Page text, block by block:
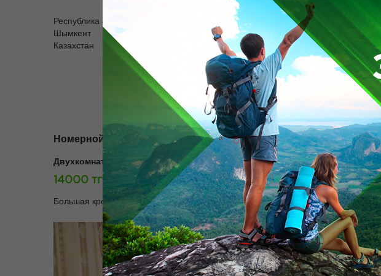
Республика 43
Шымкент
Казахстан
Завтрак
Басейн
Тел. +7 (7252) 56-02-31
Факс
Е-mail:
Номерной фонд:
Двухкомнатный 2х местный полу люкс (2 этаж с 201-204):
14000 тг./день.
Большая кровать, столик, кресла, шифоньер, телевизор